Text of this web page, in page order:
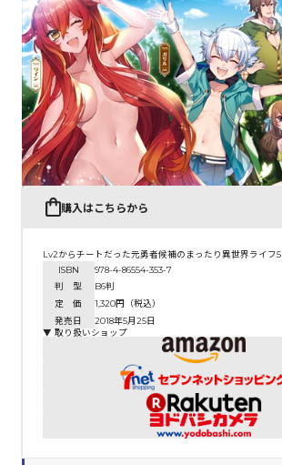
購入はこちらから
Lv2からチートだった元勇者候補のまったり異世界ライフ5
ISBN
978-4-86554-353-7
判 型
B6判
定 価
1,320円（税込）
発売日
2018年5月25日
▼ 取り扱いショップ